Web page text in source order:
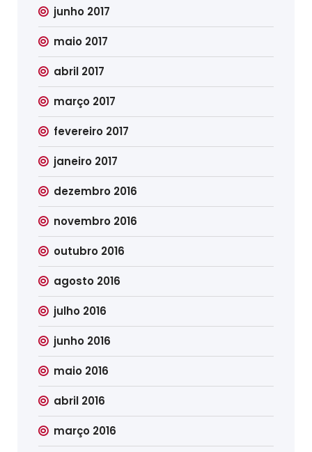
junho 2017
maio 2017
abril 2017
março 2017
fevereiro 2017
janeiro 2017
dezembro 2016
novembro 2016
outubro 2016
agosto 2016
julho 2016
junho 2016
maio 2016
abril 2016
março 2016